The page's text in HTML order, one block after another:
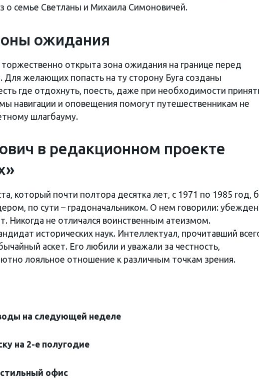
о семье Светланы и Михаила Симоновичей.
ожидания
открыта зона ожидания на границе перед
Для желающих попасть на ту сторону Буга созданы
где отдохнуть, поесть, даже при необходимости
навигации и оповещения помогут путешественникам не
шлагбауму.
в редакционном проекте
который почти полтора десятка лет, с 1971 по 1985 год,
по сути – градоначальником. О нем говорили:
Никогда не отличался воинственным атеизмом.
исторических наук. Интеллектуал, прочитавший
аскет. Его любили и уважали за честность,
лояльное отношение к различным точкам зрения.
на следующей неделе
на 2-е полугодие
офис